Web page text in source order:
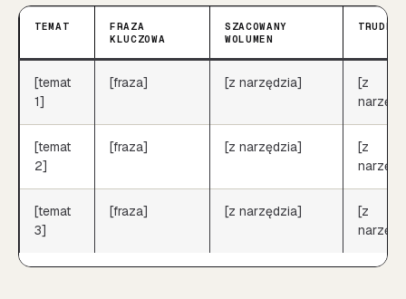
TEMAT
FRAZA
KLUCZOWA
SZACOWANY
WOLUMEN
[temat
1]
[fraza] [z narzędzia]
[z
[temat
2]
[fraza] [z narzędzia]
[z
[temat
3]
[fraza] [z narzędzia]
[z